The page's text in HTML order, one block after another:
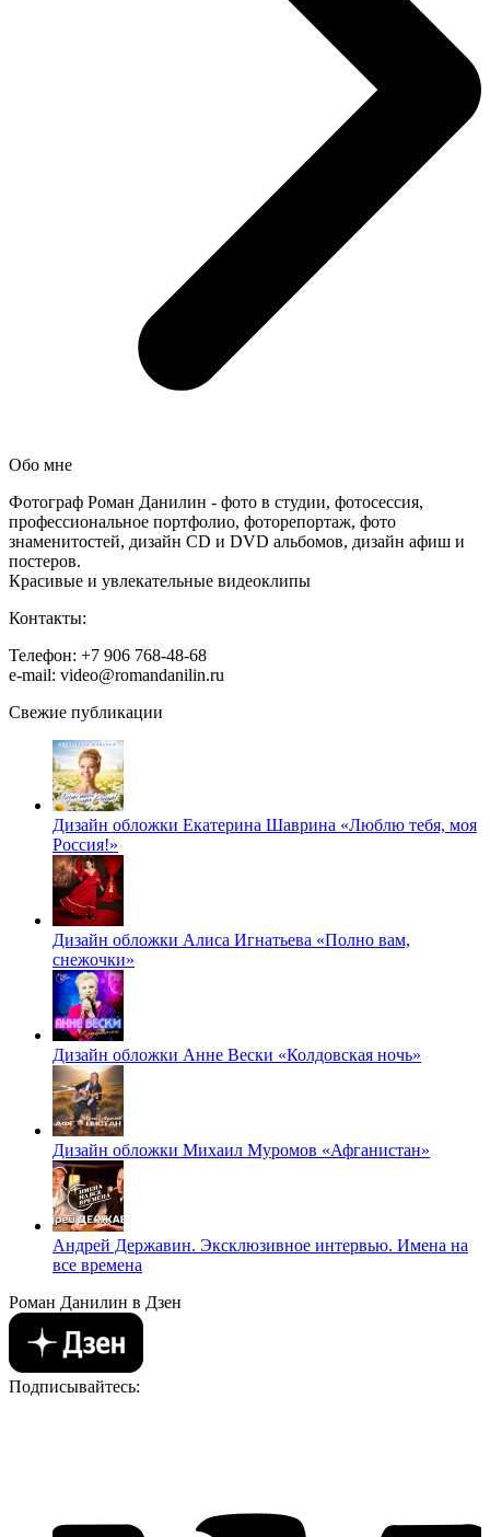
Обо мне
Фотограф Роман Данилин - фото в студии, фотосессия,
профессиональное портфолио, фоторепортаж, фото
знаменитостей, дизайн CD и DVD альбомов, дизайн афиш и
постеров.
Красивые и увлекательные видеоклипы
Контакты:
Телефон: +7 906 768-48-68
e-mail: video@romandanilin.ru
Свежие публикации
Дизайн обложки Екатерина Шаврина «Люблю тебя, моя
Россия!»
Дизайн обложки Алиса Игнатьева «Полно вам,
снежочки»
Дизайн обложки Анне Вески «Колдовская ночь»
Дизайн обложки Михаил Муромов «Афганистан»
Андрей Державин. Эксклюзивное интервью. Имена на
все времена
Роман Данилин в Дзен
Подписывайтесь: